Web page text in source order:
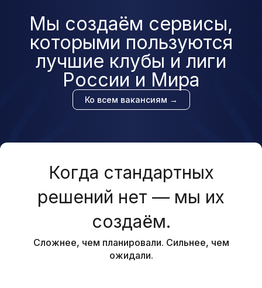
Мы создаём сервисы,
которыми пользуются
лучшие клубы и лиги
России и Мира
Ко всем вакансиям →
Когда стандартных
решений нет — мы их
создаём.
Сложнее, чем планировали. Сильнее, чем
ожидали.